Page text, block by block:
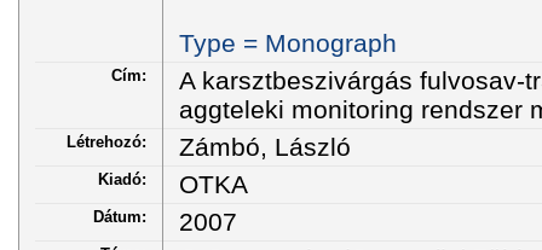
Type = Monograph
Cím:
A karsztbeszivárgás fulvosav-
aggteleki monitoring rendszer
Létrehozó: Zámbó, László
Kiadó: OTKA
Dátum: 2007